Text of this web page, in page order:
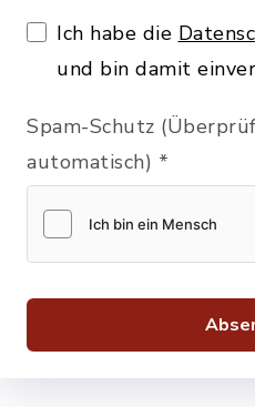
Ich habe die
und bin damit
Spam-Schutz
automatisch) *